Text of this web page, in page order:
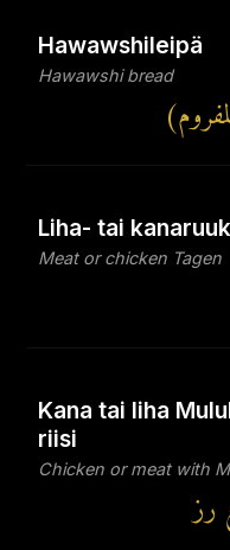
Hawawshileipä
Hawawshi bread
Liha- tai
Meat or chicken Tagen
Kana tai liha
riisi
Chicken or meat with
رز